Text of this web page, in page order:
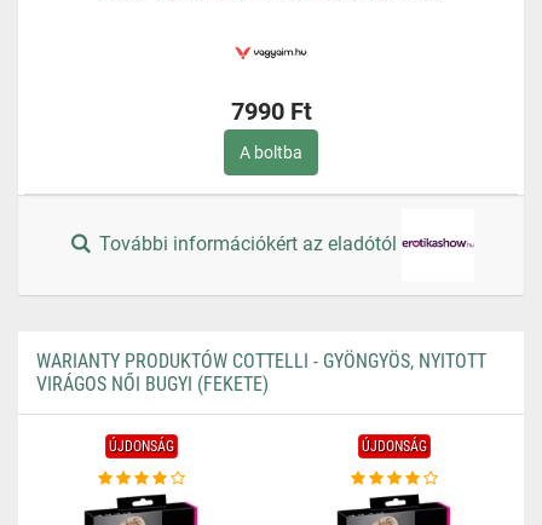
7990 Ft
A boltba
További információkért az eladótól
WARIANTY PRODUKTÓW COTTELLI - GYÖNGYÖS, NYITOTT
VIRÁGOS NŐI BUGYI (FEKETE)
ÚJDONSÁG ÚJDONSÁG